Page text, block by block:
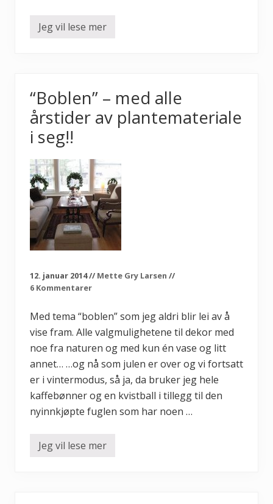
R
j
e
o
g
f
a
l
e
n
t
u
l
i
p
n
!
Jeg vil lese mer
“Boblen” – med alle
årstider av plantemateriale
i seg!!
12. januar 2014// Mette Gry Larsen //
6 Kommentarer
Med tema “boblen” som jeg aldri blir lei av å
vise fram. Alle valgmulighetene til dekor med
noe fra naturen og med kun én vase og litt
annet… …og nå som julen er over og vi fortsatt
er i vintermodus, så ja, da bruker jeg hele
kaffebønner og en kvistball i tillegg til den
nyinnkjøpte fuglen som har noen …
“
Jeg vil lese mer